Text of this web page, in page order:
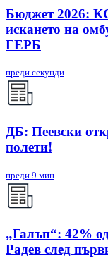
Бюджет 2026:
искането на
ГЕРБ
преди секунди
ДБ: Пеевски
полети!
преди 9 мин
„Галъп“: 42%
Радев след